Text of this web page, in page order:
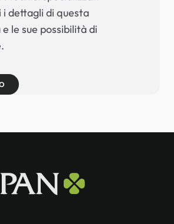
dettagli di questa
le sue possibilità di